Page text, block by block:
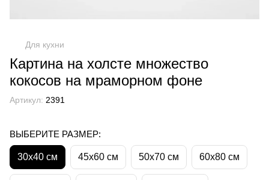
Для кухни
Картина на холсте множество
кокосов на мраморном фоне
Артикул: 2391
ВЫБЕРИТЕ РАЗМЕР:
30х40 см 45х60 см 50х70 см 60х80 см